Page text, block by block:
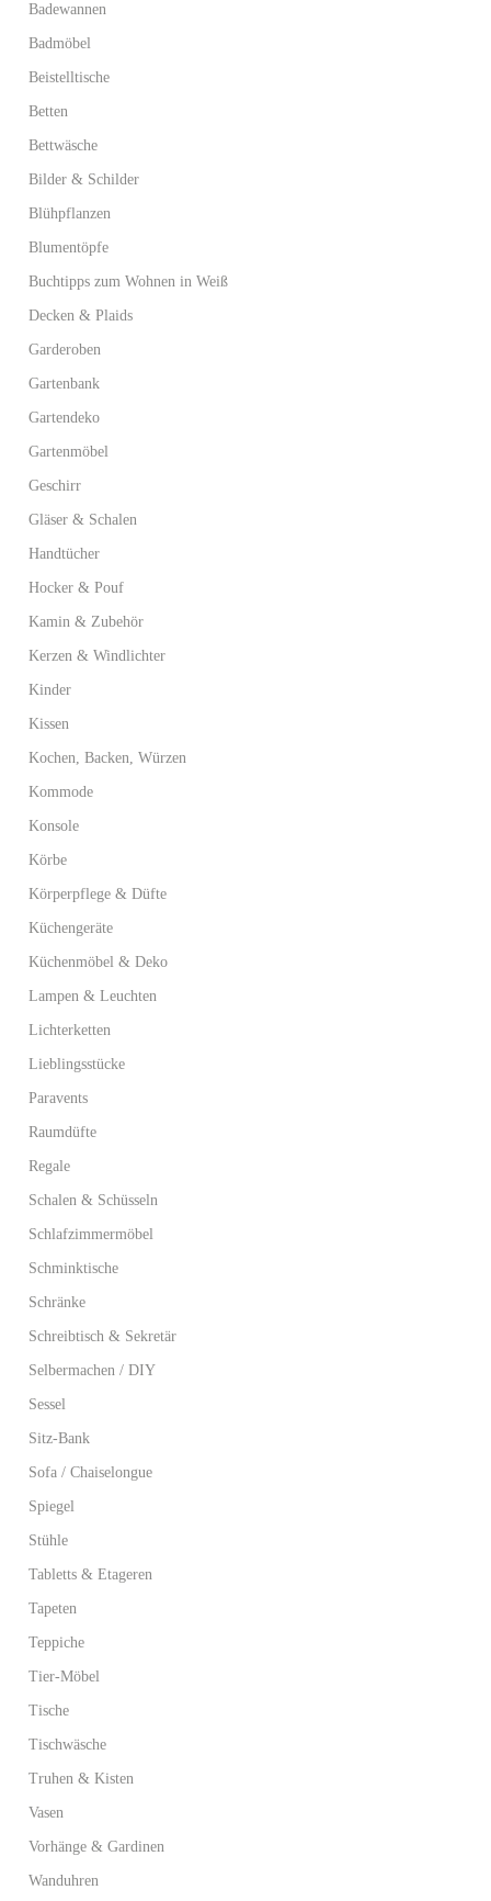
Badewannen
Badmöbel
Beistelltische
Betten
Bettwäsche
Bilder & Schilder
Blühpflanzen
Blumentöpfe
Buchtipps zum Wohnen in Weiß
Decken & Plaids
Garderoben
Gartenbank
Gartendeko
Gartenmöbel
Geschirr
Gläser & Schalen
Handtücher
Hocker & Pouf
Kamin & Zubehör
Kerzen & Windlichter
Kinder
Kissen
Kochen, Backen, Würzen
Kommode
Konsole
Körbe
Körperpflege & Düfte
Küchengeräte
Küchenmöbel & Deko
Lampen & Leuchten
Lichterketten
Lieblingsstücke
Paravents
Raumdüfte
Regale
Schalen & Schüsseln
Schlafzimmermöbel
Schminktische
Schränke
Schreibtisch & Sekretär
Selbermachen / DIY
Sessel
Sitz-Bank
Sofa / Chaiselongue
Spiegel
Stühle
Tabletts & Etageren
Tapeten
Teppiche
Tier-Möbel
Tische
Tischwäsche
Truhen & Kisten
Vasen
Vorhänge & Gardinen
Wanduhren